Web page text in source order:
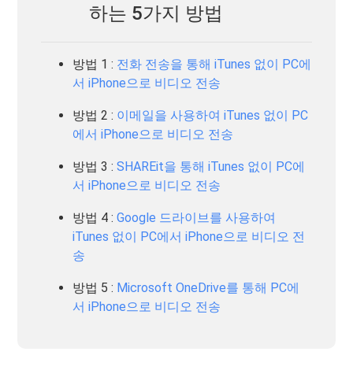
하는 5가지 방법
방법 1 : 전화 전송을 통해 iTunes 없이 PC에
서 iPhone으로 비디오 전송
방법 2 : 이메일을 사용하여 iTunes 없이 PC
에서 iPhone으로 비디오 전송
방법 3 :SHAREit을 통해 iTunes 없이 PC에
서 iPhone으로 비디오 전송
방법 4 :Google 드라이브를 사용하여
iTunes 없이 PC에서 iPhone으로 비디오 전
송
방법 5 : Microsoft OneDrive를 통해 PC에
서 iPhone으로 비디오 전송